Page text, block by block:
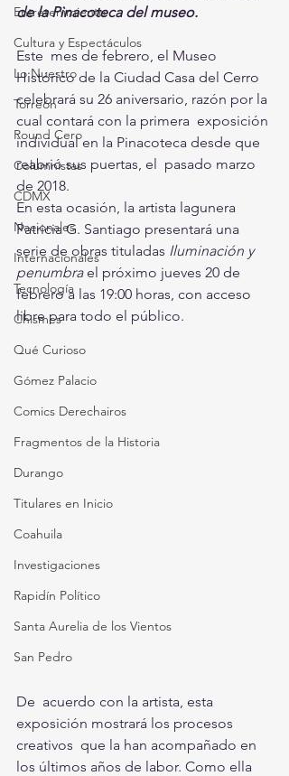
Entretenimiento
Cultura y Espectáculos
Lo Nuestro
Torreón
Round Cero
Columnistas
CDMX
Nacionales
Internacionales
Tecnología
Chismes
Qué Curioso
Gómez Palacio
Comics Derechairos
Fragmentos de la Historia
Durango
Titulares en Inicio
Coahuila
Investigaciones
Rapidín Político
Santa Aurelia de los Vientos
San Pedro
de la Pinacoteca del museo.
Este  mes de febrero, el Museo
Histórico de la Ciudad Casa del Cerro
celebrará su 26 aniversario, razón por la
cual contará con la primera  exposición
individual en la Pinacoteca desde que
reabrió sus puertas, el  pasado marzo
de 2018.
En esta ocasión, la artista lagunera
Patricia G. Santiago presentará una
serie de obras tituladas Iluminación y
penumbra el próximo jueves 20 de
febrero a las 19:00 horas, con acceso
libre para todo el público.
De  acuerdo con la artista, esta
exposición mostrará los procesos
creativos  que la han acompañado en
los últimos años de labor. Como ella